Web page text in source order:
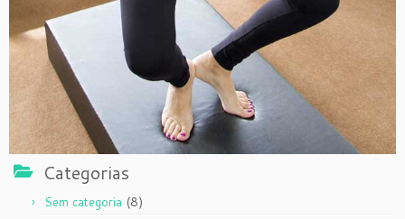
Categorias
Sem categoria (8)